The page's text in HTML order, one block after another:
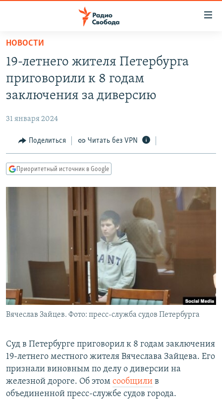
упрощенного
доступа
основному
Вернутся
Вернутся
АВТОРСКИЕ ПРОЕКТЫ
МНЕНИЯ
КУЛЬТУРА
КАВКАЗ.РЕАЛИИ
СИБИРЬ.РЕАЛИИ
ПОДПИШИТЕСЬ НА РАССЫЛКУ
СОЦИАЛЬНЫЕ СЕТИ
Все сайты РСЕ/РС
НОВОСТИ
19-летнего жителя Петербурга
приговорили к 8 годам
заключения за диверсию
31 января 2024
Поделиться Читать без VPN
Приоритетный источник в Google
Вячеслав Зайцев. Фото: пресс-служба судов Петербурга
Суд в Петербурге приговорил к 8 годам заключения
19-летнего местного жителя Вячеслава Зайцева. Его
признали виновным по делу о диверсии на
железной дороге. Об этом сообщили в
объединенной пресс-службе судов города.